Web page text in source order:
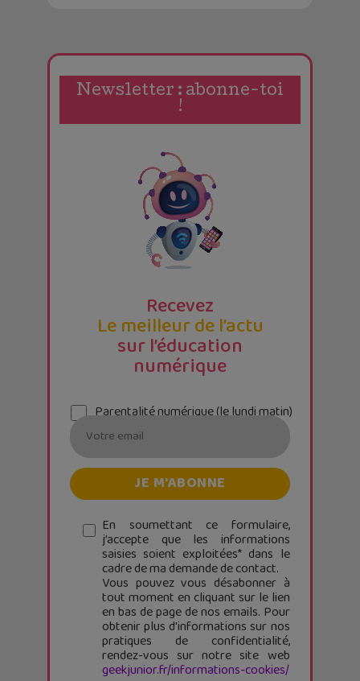
Newsletter : abonne-toi
!
Recevez
Le meilleur de l’actu
sur l’éducation
numérique
Parentalité numérique (le lundi matin)
En soumettant ce formulaire,
j’accepte que les informations
saisies soient exploitées* dans le
cadre de ma demande de contact.
Vous pouvez vous désabonner à
tout moment en cliquant sur le lien
en bas de page de nos emails. Pour
obtenir plus d'informations sur nos
pratiques de confidentialité,
rendez-vous sur notre site web
geekjunior.fr/informations-cookies/